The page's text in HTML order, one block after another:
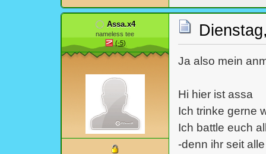
Assa.x4
nameless tee
(-5)
Ja also mein
Hi hier ist assa
Ich trinke gerne
Ich battle euch
-denn ihr seit